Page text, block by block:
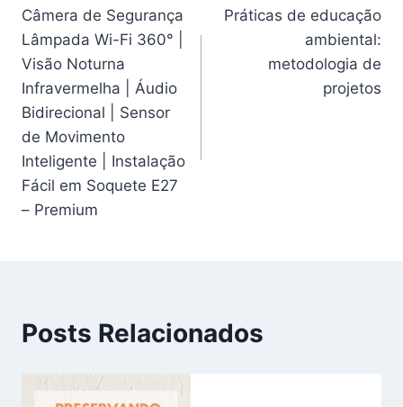
de
Post
Câmera de Segurança
Lâmpada Wi-Fi 360° |
Visão Noturna
Infravermelha | Áudio
Bidirecional | Sensor
de Movimento
Inteligente | Instalação
Fácil em Soquete E27
– Premium
Práticas de educação
ambiental:
metodologia de
projetos
Posts Relacionados